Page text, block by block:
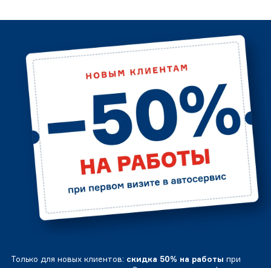
Только для новых клиентов: скидка 50% на работы при